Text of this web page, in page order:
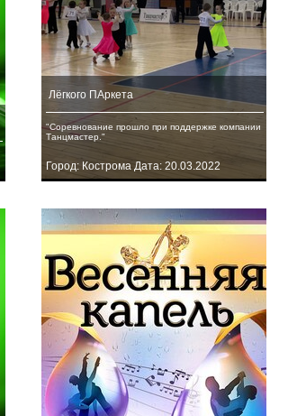
Лёгкого ПАркета
"Соревнование прошло при поддержке компании
Танцмастер."
Город: Кострома Дата: 20.03.2022